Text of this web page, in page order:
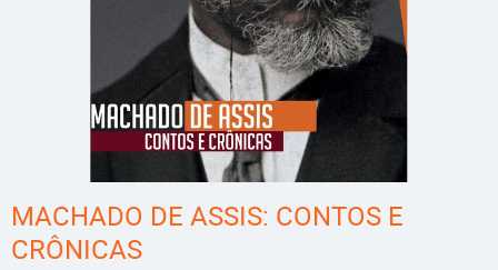
MACHADO DE ASSIS: CONTOS E
CRÔNICAS